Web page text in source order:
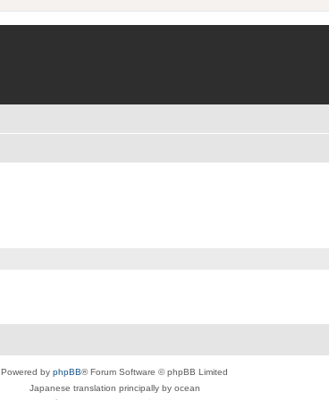
Powered by phpBB® Forum Software © phpBB Limited
Japanese translation principally by ocean